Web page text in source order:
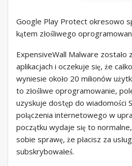
Google Play Protect okresowo
kątem złośliwego
ExpensiveWall Malware zostało
aplikacjach i oczekuje się, że
wyniesie około 20 milionów
to złośliwe oprogramowanie,
uzyskuje dostęp do wiadomości
połączenia internetowego w
początku wydaje się to
sobie sprawę, że płacisz za
subskrybowałeś.